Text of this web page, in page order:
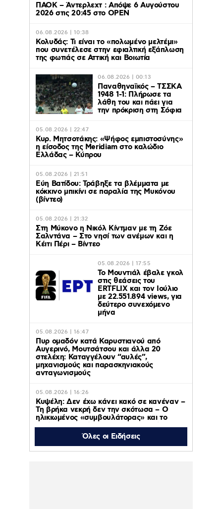
ΠΑΟΚ – Άντερλεχτ : Απόψε 6 Αυγούστου
2026 στις 20:45 στο ΟΡΕΝ
06.08.2026 | 10:38
Κολυδάς: Τι είναι το «πολωμένο μελτέμι»
που συνετέλεσε στην εφιαλτική εξάπλωση
της φωτιάς σε Αττική και Βοιωτία
06.08.2026 | 00:13
Παναθηναϊκός – ΤΣΣΚΑ
1948 1-1: Πλήρωσε τα
λάθη του και πάει για
την πρόκριση στη Σόφια
05.08.2026 | 22:47
Κυρ. Μητσοτάκης: «Ψήφος εμπιστοσύνης»
η είσοδος της Meridiam στο καλώδιο
Ελλάδας – Κύπρου
05.08.2026 | 21:51
Εύη Βατίδου: Τράβηξε τα βλέμματα με
κόκκινο μπικίνι σε παραλία της Μυκόνου
(βίντεο)
05.08.2026 | 21:32
Στη Μύκονο η Νικόλ Κίντμαν με τη Ζόε
Σαλντάνα – Στο νησί των ανέμων και η
Κέιτι Πέρι – Βίντεο
05.08.2026 | 17:55
Το Μουντιάλ έβαλε γκολ
στις θεάσεις του
ERTFLIX και τον Ιούλιο
με 22.551.894 views, για
δεύτερο συνεχόμενο
μήνα
05.08.2026 | 16:47
Πυρ ομαδόν κατά Καρυστιανού από
Αυγερινό, Μουτσάτσου και άλλα 20
στελέχη: Καταγγέλουν “αυλές”,
μηχανισμούς και παρασκηνιακούς
ανταγωνισμούς
05.08.2026 | 16:26
Κυψέλη: Δεν έχω κάνει κακό σε κανέναν –
Τη βρήκα νεκρή δεν την σκότωσα – Ο
ηλικιωμένος «συμβουλάτορας» και το
ταξίδι στην Αράχωβα – Όσα ισχυρίστηκε ο
26χρονος για τη δολοφονία της
Όλες οι Ειδήσεις